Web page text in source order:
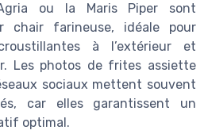
ou la Maris Piper sont
chair farineuse, idéale pour
à l’extérieur et
Les photos de frites assiette
sociaux mettent souvent
car elles garantissent un
optimal.